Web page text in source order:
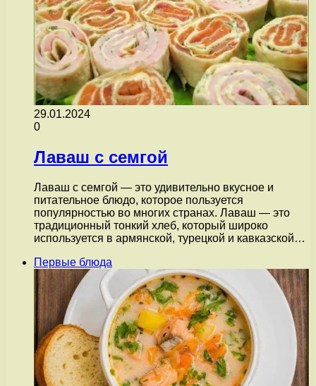
29.01.2024
0
Лаваш с семгой
Лаваш с семгой — это удивительно вкусное и
питательное блюдо, которое пользуется
популярностью во многих странах. Лаваш — это
традиционный тонкий хлеб, который широко
используется в армянской, турецкой и кавказской…
Первые блюда